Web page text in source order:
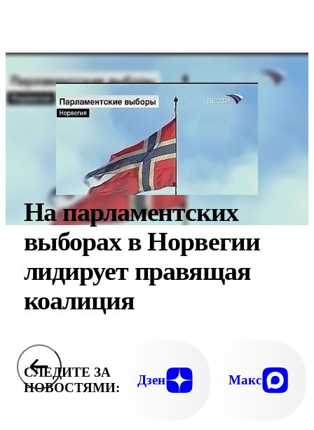
На парламентских
выборах в Норвегии
лидирует правящая
коалиция
СЛЕДИТЕ ЗА
НОВОСТЯМИ:
Дзен Макс